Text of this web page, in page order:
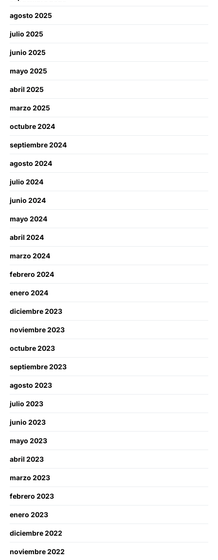
agosto 2025
julio 2025
junio 2025
mayo 2025
abril 2025
marzo 2025
octubre 2024
septiembre 2024
agosto 2024
julio 2024
junio 2024
mayo 2024
abril 2024
marzo 2024
febrero 2024
enero 2024
diciembre 2023
noviembre 2023
octubre 2023
septiembre 2023
agosto 2023
julio 2023
junio 2023
mayo 2023
abril 2023
marzo 2023
febrero 2023
enero 2023
diciembre 2022
noviembre 2022